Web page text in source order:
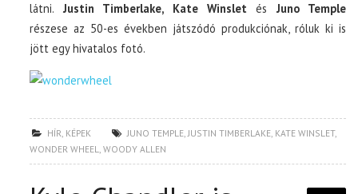
látni. Justin Timberlake, Kate Winslet és Juno Temple
részese az 50-es években játszódó produkciónak, róluk ki is
jött egy hivatalos fotó.
HÍR, KÉPEK JUNO TEMPLE,JUSTIN TIMBERLAKE, KATE WINSLET,
WONDER WHEEL,WOODY ALLEN